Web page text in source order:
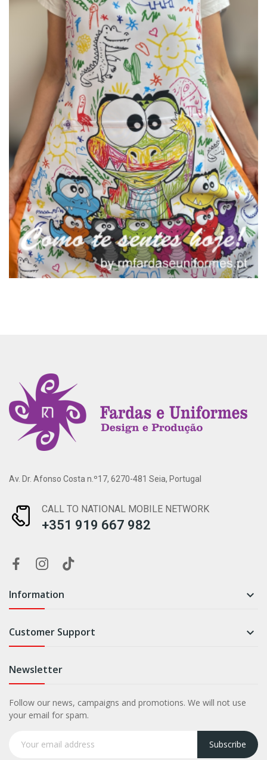
Av. Dr. Afonso Costa n.º17, 6270-481 Seia, Portugal
CALL TO NATIONAL MOBILE NETWORK
+351 919 667 982
Information 
Customer Support 
Newsletter
Follow our news, campaigns and promotions. We will not use
your email for spam.
Subscribe